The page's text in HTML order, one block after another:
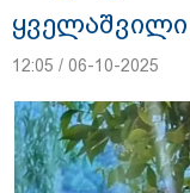
ანასტასია
წარუდგინეს
ყველაშვილი
12:05 / 06-10-2025